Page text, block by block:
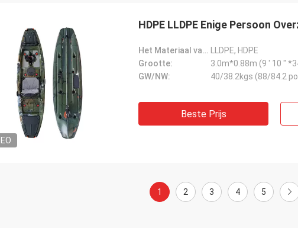
HDPE LLDPE Enige Persoon
Het Materiaal van Hull:
LLDPE, HDPE
Grootte:
3.0m*0.88m (9 ' 10 "
GW/NW:
40/38.2kgs (88/84.2
Beste Prijs
1 2 3 4 5